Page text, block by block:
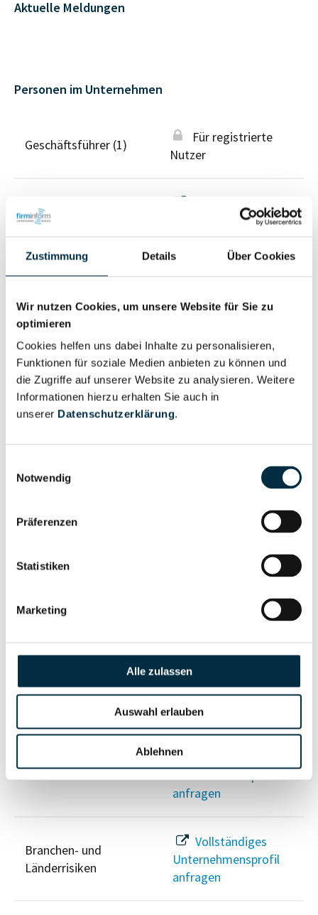
Zustimmung Details Über Cookies
Wir nutzen Cookies, um unsere Website für Sie zu
optimieren
Cookies helfen uns dabei Inhalte zu personalisieren,
Funktionen für soziale Medien anbieten zu können und
die Zugriffe auf unserer Website zu analysieren. Weitere
Informationen hierzu erhalten Sie auch in
unserer Datenschutzerklärung.
Notwendig
Präferenzen
Statistiken
Marketing
Alle zulassen
Auswahl erlauben
Ablehnen
Aktuelle Meldungen
Personen im Unternehmen
Geschäftsführer (1)
Für registrierte
Nutzer
Wirtschaftlich
Berechtigter
Vollständiges
Unternehmensprofil
Eigentums- und Kontrollstruktur
Gesellschafterstruktur
Vollständiges
Unternehmensprofil
anfragen
Wirtschaftlich
Vollständiges
Sanktionslistenstatus
Unternehmensprofil
anfragen
Insolvenzinformationen
anfragen
Branchen- und
Länderrisiken
Vollständiges
Unternehmensprofil
anfragen